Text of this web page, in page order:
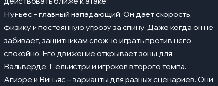
Нуньес – главный нападающий. Он дает скорость,
физику и постоянную угрозу за спину. Даже когда он не
забивает, защитникам сложно играть против него
спокойно. Его движение открывает зоны для
Вальверде, Пельистри и игроков второго темпа.
Агирре и Виньяс – варианты для разных сценариев. Они